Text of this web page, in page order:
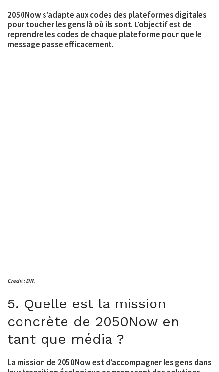
2050Now s’adapte aux codes des plateformes digitales
pour toucher les gens là où ils sont. L’objectif est de
reprendre les codes de chaque plateforme pour que le
message passe efficacement.
Crédit : DR.
5. Quelle est la mission
concrète de 2050Now en
tant que média ?
La mission de 2050Now est d’accompagner les gens dans